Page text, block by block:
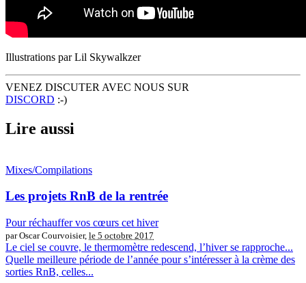
Illustrations par Lil Skywalkzer
VENEZ DISCUTER AVEC NOUS SUR
DISCORD :-)
Lire aussi
Mixes/Compilations
Les projets RnB de la rentrée
Pour réchauffer vos cœurs cet hiver
par Oscar Courvoisier, le 5 octobre 2017
Le ciel se couvre, le thermomètre redescend, l’hiver se rapproche...
Quelle meilleure période de l’année pour s’intéresser à la crème des
sorties RnB, celles...